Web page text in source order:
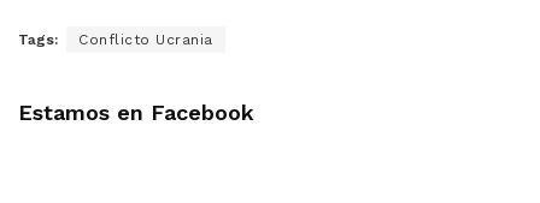
Tags: Conflicto Ucrania
Estamos en Facebook